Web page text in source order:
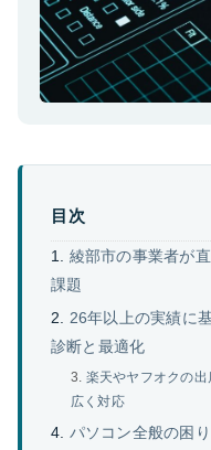
目次
綾部市の事業者が
課題
26年以上の実績に
診断と最適化
楽天やヤフオクの
広く対応
パソコン全般の困